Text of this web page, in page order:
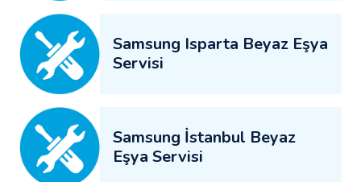
Samsung Isparta Beyaz Eşya
Servisi
Samsung İstanbul Beyaz
Eşya Servisi